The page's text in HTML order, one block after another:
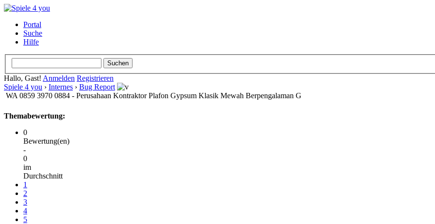
Portal
Suche
Hilfe
Hallo, Gast! Anmelden Registrieren
Spiele 4 you › Internes › Bug Report
WA 0859 3970 0884 - Perusahaan Kontraktor Plafon Gypsum Klasik Mewah Berpengalaman G
Themabewertung:
0
Bewertung(en)
-
0
im
Durchschnitt
1
2
3
4
5